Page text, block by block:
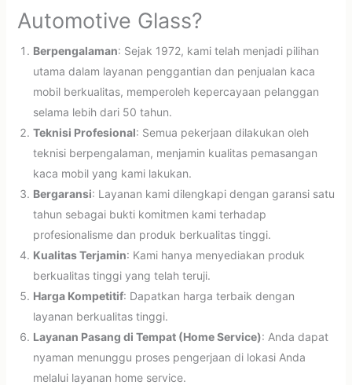
Automotive Glass?
Berpengalaman: Sejak 1972, kami telah menjadi pilihan
utama dalam layanan penggantian dan penjualan kaca
mobil berkualitas, memperoleh kepercayaan pelanggan
selama lebih dari 50 tahun.
Teknisi Profesional: Semua pekerjaan dilakukan oleh
teknisi berpengalaman, menjamin kualitas pemasangan
kaca mobil yang kami lakukan.
Bergaransi: Layanan kami dilengkapi dengan garansi satu
tahun sebagai bukti komitmen kami terhadap
profesionalisme dan produk berkualitas tinggi.
Kualitas Terjamin: Kami hanya menyediakan produk
berkualitas tinggi yang telah teruji.
Harga Kompetitif: Dapatkan harga terbaik dengan
layanan berkualitas tinggi.
Layanan Pasang di Tempat (Home Service): Anda dapat
nyaman menunggu proses pengerjaan di lokasi Anda
melalui layanan home service.